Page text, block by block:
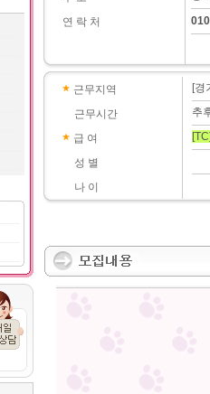
연 락 처
근무지역
근무시간
급 여
성 별
나 이
[경
추